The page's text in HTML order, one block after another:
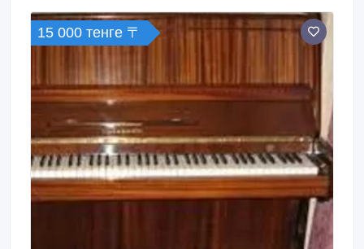
15 000 тенге 〒